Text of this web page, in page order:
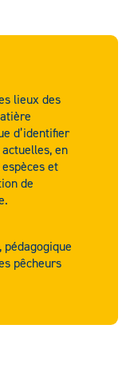
lieux des
d’identifier
en
et
de
pêcheurs